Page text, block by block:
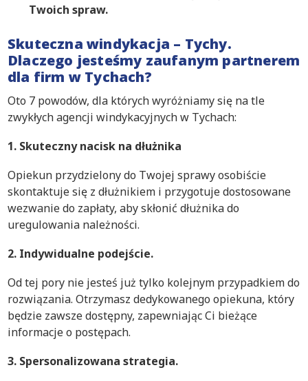
Twoich spraw.
Skuteczna windykacja – Tychy.
Dlaczego jesteśmy zaufanym partnerem
dla firm w Tychach?
Oto 7 powodów, dla których wyróżniamy się na tle
zwykłych agencji windykacyjnych w Tychach:
1. Skuteczny nacisk na dłużnika
Opiekun przydzielony do Twojej sprawy osobiście
skontaktuje się z dłużnikiem i przygotuje dostosowane
wezwanie do zapłaty, aby skłonić dłużnika do
uregulowania należności.
2. Indywidualne podejście.
Od tej pory nie jesteś już tylko kolejnym przypadkiem do
rozwiązania. Otrzymasz dedykowanego opiekuna, który
będzie zawsze dostępny, zapewniając Ci bieżące
informacje o postępach.
3. Spersonalizowana strategia.